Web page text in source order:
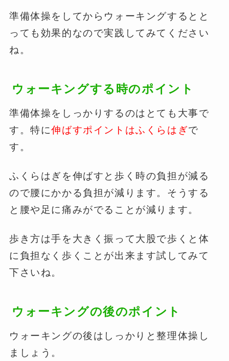
準備体操をしてからウォーキングするとと
っても効果的なので実践してみてください
ね。
ウォーキングする時のポイント
準備体操をしっかりするのはとても大事で
す。特に伸ばすポイントはふくらはぎで
す。
ふくらはぎを伸ばすと歩く時の負担が減る
ので腰にかかる負担が減ります。そうする
と腰や足に痛みがでることが減ります。
歩き方は手を大きく振って大股で歩くと体
に負担なく歩くことが出来ます試してみて
下さいね。
ウォーキングの後のポイント
ウォーキングの後はしっかりと整理体操し
ましょう。